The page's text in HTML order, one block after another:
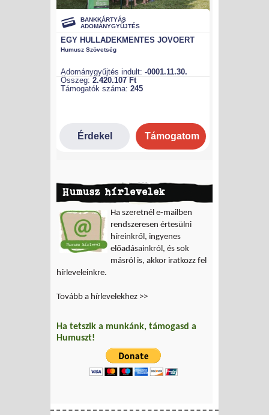
Humusz hírlevelek
Ha szeretnél e-mailben
rendszeresen értesülni
híreinkről, ingyenes
előadásainkról, és sok
másról is, akkor iratkozz fel
hírleveleinkre.
Tovább a hírlevelekhez >>
Ha tetszik a munkánk, támogasd a
Humuszt!